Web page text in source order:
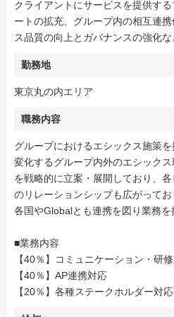
クライアントにサービスを提供す
ートの拡充、グループ内の相互連
ス品質の向上とガバナンスの強化な
勤務地
東京丸の内エリア
職務内容
グループにおけるエシックス施策
変化するグループ内外のエシック
を戦略的に立案・展開しており、
のリレーションシップも広がってお
各国やGlobalとも連携を図り業務を
■業務内容
【40％】コミュニケーション・研
【40％】AP連携対応
【20％】各種ステークホルダー対